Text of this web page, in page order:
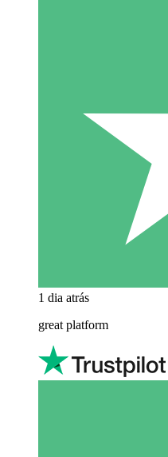
1 dia atrás
great platform